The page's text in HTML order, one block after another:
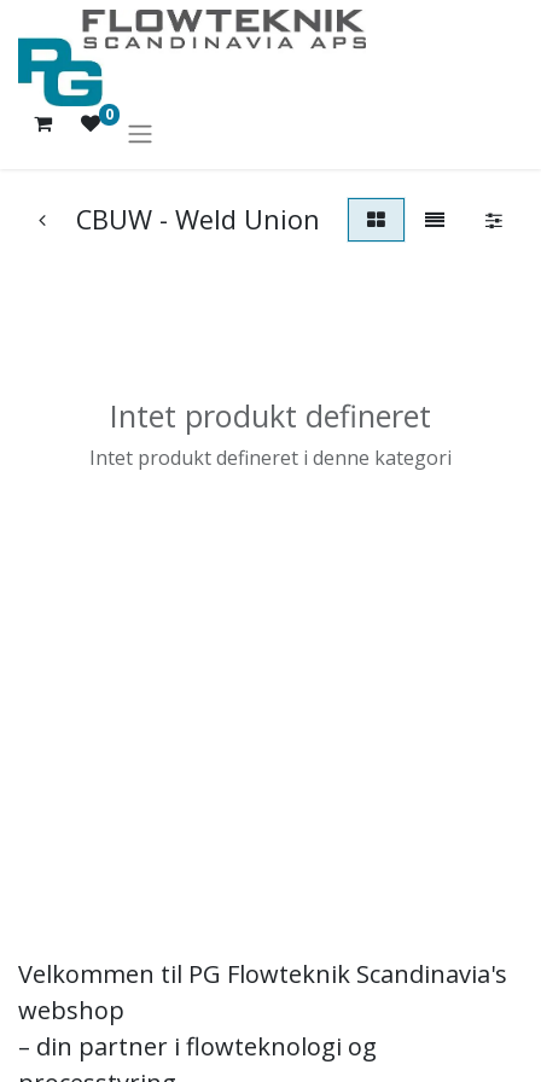
0
CBUW - Weld Union
Intet produkt defineret
Intet produkt defineret i denne kategori
Velkommen til PG Flowteknik Scandinavia's
webshop
– din partner i flowteknologi og